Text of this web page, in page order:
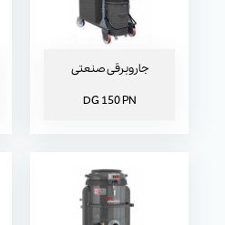
جاروبرقی صنعتی
DG 150 PN
جاروبرقی صنعتی DM3